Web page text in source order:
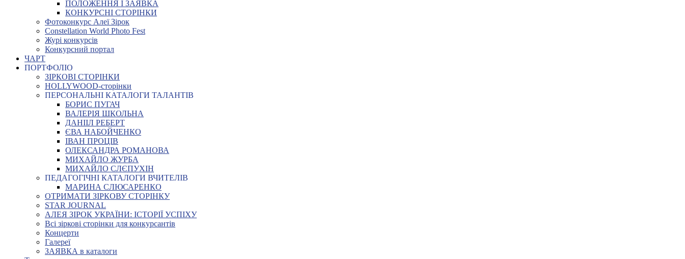
ПОЛОЖЕННЯ І ЗАЯВКА
КОНКУРСНІ СТОРІНКИ
Фотоконкурс Алеї Зірок
Constellation World Photo Fest
Журі конкурсів
Конкурсний портал
ЧАРТ
ПОРТФОЛІО
ЗІРКОВІ СТОРІНКИ
HOLLYWOOD-сторінки
ПЕРСОНАЛЬНІ КАТАЛОГИ ТАЛАНТІВ
БОРИС ПУГАЧ
ВАЛЕРІЯ ШКОЛЬНА
ДАНІІЛ РЕБЕРТ
ЄВА НАБОЙЧЕНКО
ІВАН ПРОЦІВ
ОЛЕКСАНДРА РОМАНОВА
МИХАЙЛО ЖУРБА
МИХАЙЛО СЛЄПУХІН
ПЕДАГОГІЧНІ КАТАЛОГИ ВЧИТЕЛІВ
МАРИНА СЛЮСАРЕНКО
ОТРИМАТИ ЗІРКОВУ СТОРІНКУ
STAR JOURNAL
АЛЕЯ ЗІРОК УКРАЇНИ: ІСТОРІЇ УСПІХУ
Всі зіркові сторінки для конкурсантів
Концерти
Галереї
ЗАЯВКА в каталоги